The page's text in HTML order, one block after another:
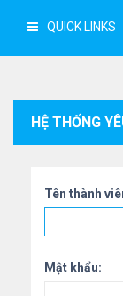
QUICK LINKS
Tên thành
Mật khẩu: